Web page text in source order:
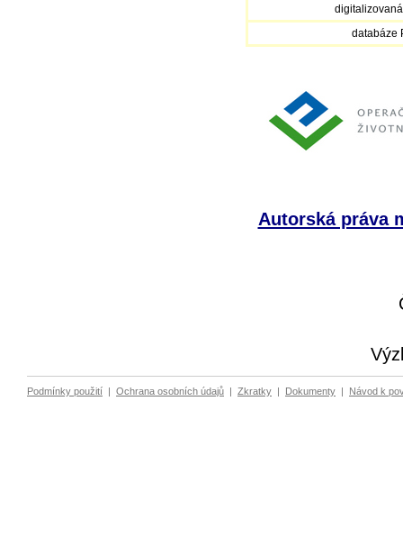
databáze
Autorská práva
Podmínky použití Ochrana osobních údajů Zkratky Dokumenty Návod k